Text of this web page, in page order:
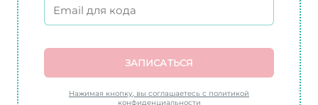
ЗАПИСАТЬСЯ
Нажимая кнопку, вы соглашаетесь с политикой
конфиденциальности